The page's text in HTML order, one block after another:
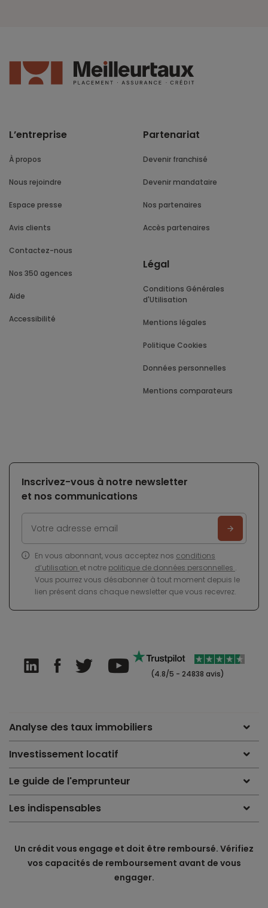
L’entreprise
À propos
Nous rejoindre
Espace presse
Avis clients
Contactez-nous
Nos 350 agences
Aide
Accessibilité
Partenariat
Devenir franchisé
Devenir mandataire
Nos partenaires
Accès partenaires
Légal
Conditions Générales
d'Utilisation
Mentions légales
Politique Cookies
Données personnelles
Mentions comparateurs
Inscrivez-vous à notre newsletter
et nos communications
En vous abonnant, vous acceptez nos conditions
d’utilisation et notre politique de données personnelles .
Vous pourrez vous désabonner à tout moment depuis le
lien présent dans chaque newsletter que vous recevrez.
(4.8/5 - 24838 avis)
Analyse des taux immobiliers
Investissement locatif
Le guide de l'emprunteur
Les indispensables
Un crédit vous engage et doit être remboursé. Vérifiez
vos capacités de remboursement avant de vous
engager.